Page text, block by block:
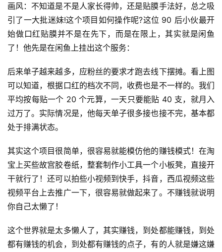
网
上
兼
职
机
兼
职
家
兼
职
兼
网
赚
画风：不知道是不是人家长得帅，还是贴膜手法好，总之吸
引了一大批迷妹!这个项目如何操作呢?这位 90 后小伙最开
始做口红贴膜并不是在先下，而是在限上，其实就是闲鱼
了！他先是在闲鱼上挂出这个服务：
后来单子越来越多，应粉丝的要求才跑去线下摆摊。看上图
可以知道，根据口红的档次不同，收费也是不一样的。我们
平均按每贴一个 20 个元算，一天只要能贴 40 支，就月入
过万了。实际情况是，他每天单子很多接也接不完，基本都
处于排满状态。
其实这个项目很简单，很容易就能模仿他的赚钱模式！在淘
宝上买些故宫胶卷纸，整套制作小工具一个小板凳，直接开
干就行了！还可以拍些小视频到快手，抖音，西瓜视频这些
视频平台上去推广一下，很容易就做起来了。不赚钱就说明
你自己太懒了！
这个世界就是太多懒人了，其实赚钱，到处都能赚钱，到处
都有赚钱的机会，到处都有赚钱的点子，有的人就是嫌这嫌